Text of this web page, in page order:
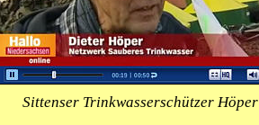
Sittenser Trinkwasserschützer Höper